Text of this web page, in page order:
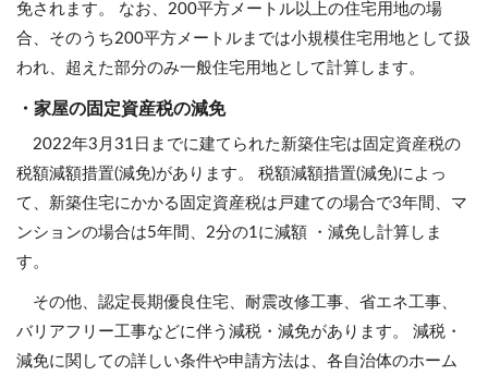
免されます。 なお、200平方メートル以上の住宅用地の場
合、そのうち200平方メートルまでは小規模住宅用地として扱
われ、超えた部分のみ一般住宅用地として計算します。
・家屋の固定資産税の減免
2022年3月31日までに建てられた新築住宅は固定資産税の
税額減額措置(減免)があります。 税額減額措置(減免)によっ
て、新築住宅にかかる固定資産税は戸建ての場合で3年間、マ
ンションの場合は5年間、2分の1に減額 ・減免し計算しま
す。
その他、認定長期優良住宅、耐震改修工事、省エネ工事、
バリアフリー工事などに伴う減税・減免があります。 減税・
減免に関しての詳しい条件や申請方法は、各自治体のホーム